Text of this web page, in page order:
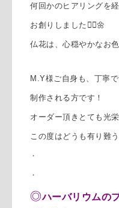
何回かのヒアリングを
お創りしました🧜‍♀️🌼
仏花は、心穏やかなお
M.Y様ご自身も、丁寧
制作される方です！
オーダー頂きとても光
この度はどうも有り難
・
・
◎ハーバリウムの